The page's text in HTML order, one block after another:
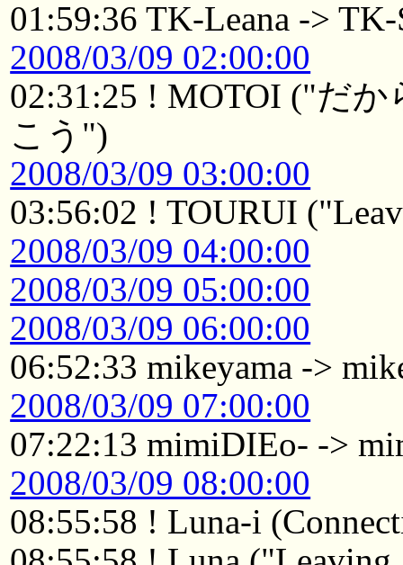
01:59:36 TK-Leana -> TK-
2008/03/09 02:00:00
02:31:25 ! MOTOI ("だ
こう")
2008/03/09 03:00:00
03:56:02 ! TOURUI
2008/03/09 04:00:00
2008/03/09 05:00:00
2008/03/09 06:00:00
06:52:33 mikeyama ->
2008/03/09 07:00:00
07:22:13 mimiDIEo- ->
2008/03/09 08:00:00
08:55:58 ! Luna-i